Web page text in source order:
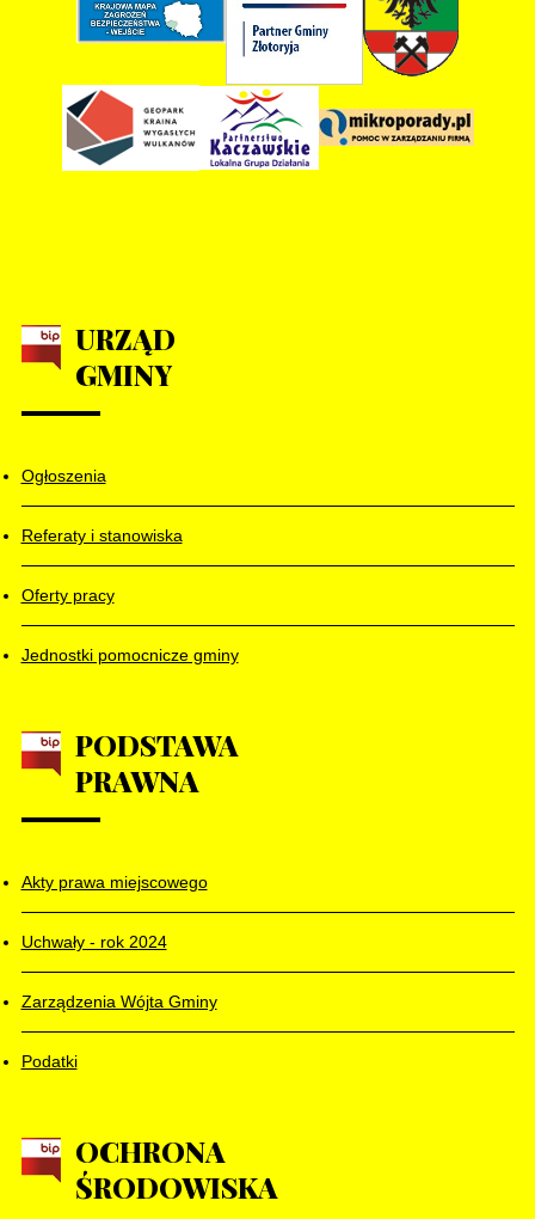
URZĄD
GMINY
Ogłoszenia
Referaty i stanowiska
Oferty pracy
Jednostki pomocnicze gminy
PODSTAWA
PRAWNA
Akty prawa miejscowego
Uchwały - rok 2024
Zarządzenia Wójta Gminy
Podatki
OCHRONA
ŚRODOWISKA